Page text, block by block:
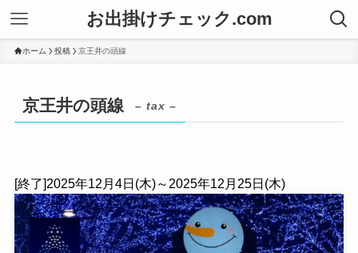
お出掛けチェック.com
ホーム 投稿 京王井の頭線
京王井の頭線 – tax –
[終了]2025年12月4日(木)～2025年12月25日(木)